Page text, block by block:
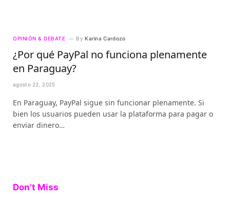
OPINIÓN & DEBATE By Karina Cardozo
¿Por qué PayPal no funciona plenamente
en Paraguay?
agosto 22, 2025
En Paraguay, PayPal sigue sin funcionar plenamente. Si
bien los usuarios pueden usar la plataforma para pagar o
enviar dinero…
Don't Miss